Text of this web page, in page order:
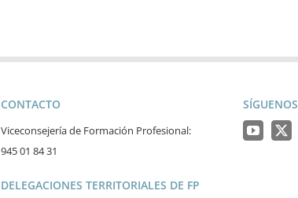
CONTACTO
Viceconsejería de Formación Profesional:
945 01 84 31
DELEGACIONES TERRITORIALES DE FP
SÍGUENOS